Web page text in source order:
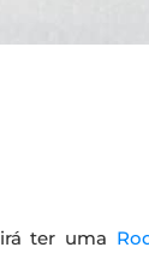
irá ter uma